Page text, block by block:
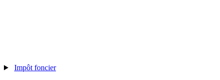
Impôt foncier